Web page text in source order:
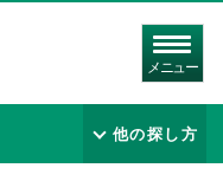
メニュー
他の探し方